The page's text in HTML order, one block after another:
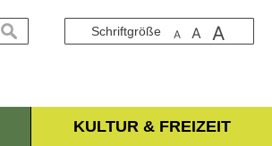
Schriftgröße A A A
suchen
KULTUR & FREIZEIT